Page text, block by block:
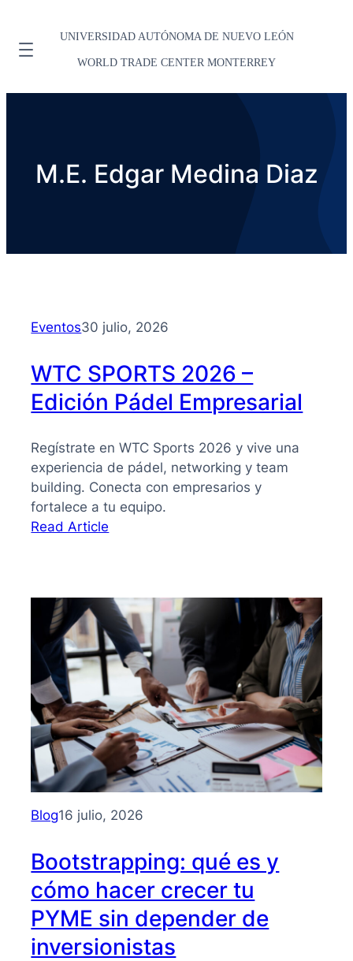
UNIVERSIDAD AUTÓNOMA DE NUEVO LEÓN
WORLD TRADE CENTER MONTERREY
M.E. Edgar Medina Diaz
Eventos30 julio, 2026
WTC SPORTS 2026 –
Edición Pádel Empresarial
Regístrate en WTC Sports 2026 y vive una
experiencia de pádel, networking y team
building. Conecta con empresarios y
fortalece a tu equipo.
Read Article
–
Edición
Pádel
Empresarial
Blog16 julio, 2026
Bootstrapping: qué es y
cómo hacer crecer tu
PYME sin depender de
inversionistas